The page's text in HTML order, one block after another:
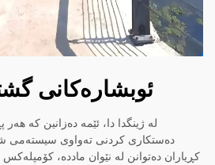
ئوبشارەکانی
لە ژینگدا دا، ئێمە دەزانین کە هەر
دەستکاری کردنی تەواوی سیستەمی
کڕیاران دەتوانن لە نێوان ماددە، کۆمپلەکس